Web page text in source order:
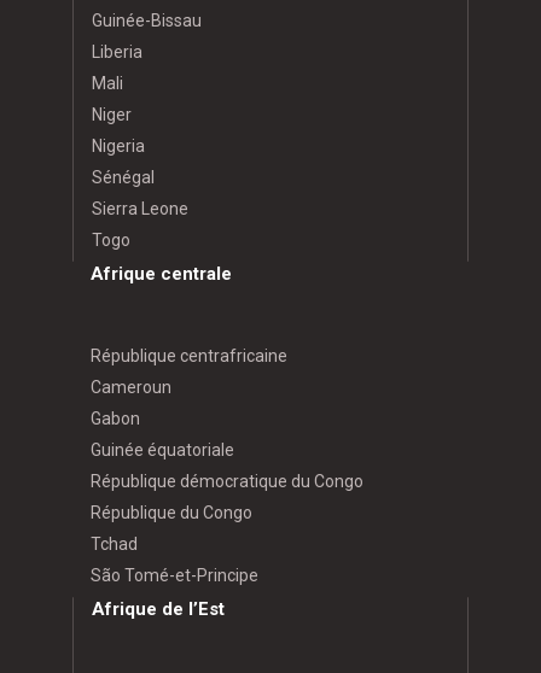
Guinée-Bissau
Liberia
Mali
Niger
Nigeria
Sénégal
Sierra Leone
Togo
Afrique centrale
République centrafricaine
Cameroun
Gabon
Guinée équatoriale
République démocratique du Congo
République du Congo
Tchad
São Tomé-et-Principe
Afrique de l’Est